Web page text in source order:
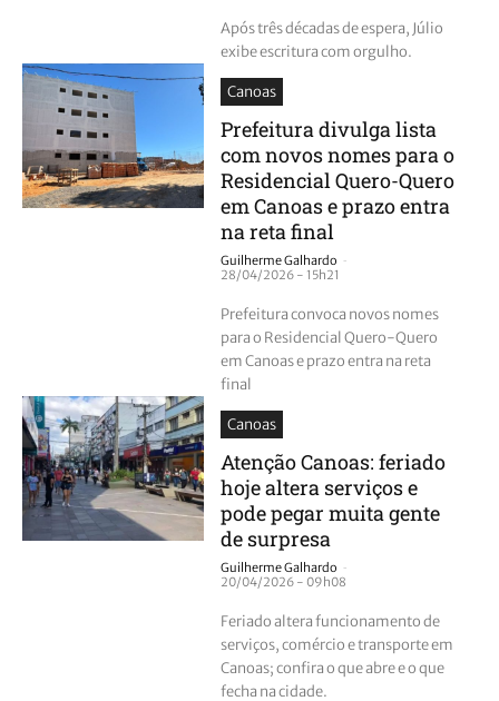
Após três décadas de espera, Júlio
exibe escritura com orgulho.
Canoas
Prefeitura divulga lista
com novos nomes para o
Residencial Quero-Quero
em Canoas e prazo entra
na reta final
Guilherme Galhardo -
28/04/2026 - 15h21
Prefeitura convoca novos nomes
para o Residencial Quero-Quero
em Canoas e prazo entra na reta
final
Canoas
Atenção Canoas: feriado
hoje altera serviços e
pode pegar muita gente
de surpresa
Guilherme Galhardo -
20/04/2026 - 09h08
Feriado altera funcionamento de
serviços, comércio e transporte em
Canoas; confira o que abre e o que
fecha na cidade.